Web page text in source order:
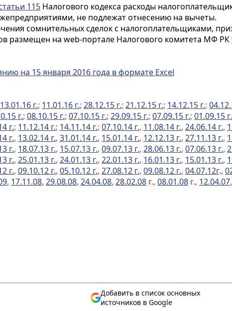
115 Налогового кодекса расходы
не подлежат отнесению на вычеты.
сомнительных сделок с налогоплательщиками,
размещен на web-портале Налогового комитета МФ РК
на 15 января 2016 года в формате Excel
13.01.16 г.; 11.01.16 г.; 28.12.15 г.; 21.12.15 г.; 14.12.15 г.;
г.; 08.10.15 г.; 07.10.15 г.; 29.09.15 г.; 07.09.15 г.; 01.09.15 г.
г.; 11.12.14 г.; 14.11.14 г.; 07.10.14 г., 11.08.14 г., 24.06.14 г.,
г., 13.02.14 г., 31.01.14 г., 15.01.14 г., 12.12.13 г., 27.11.13 г.,
г., 18.07.13 г., 15.07.13 г., 09.07.13 г., 28.06.13 г., 07.06.13 г.,
г., 25.01.13 г., 24.01.13 г., 22.01.13 г., 16.01.13 г., 15.01.13 г.,
г., 09.10.12 г., 05.10.12 г., 27.08.12 г., 09.08.12 г., 04.07.12г.,
, 17.11.08, 29.08.08, 24.04.08, 28.02.08 г., 08.01.08 г., 12.04.07,
Добавить в список основных
источников в Google